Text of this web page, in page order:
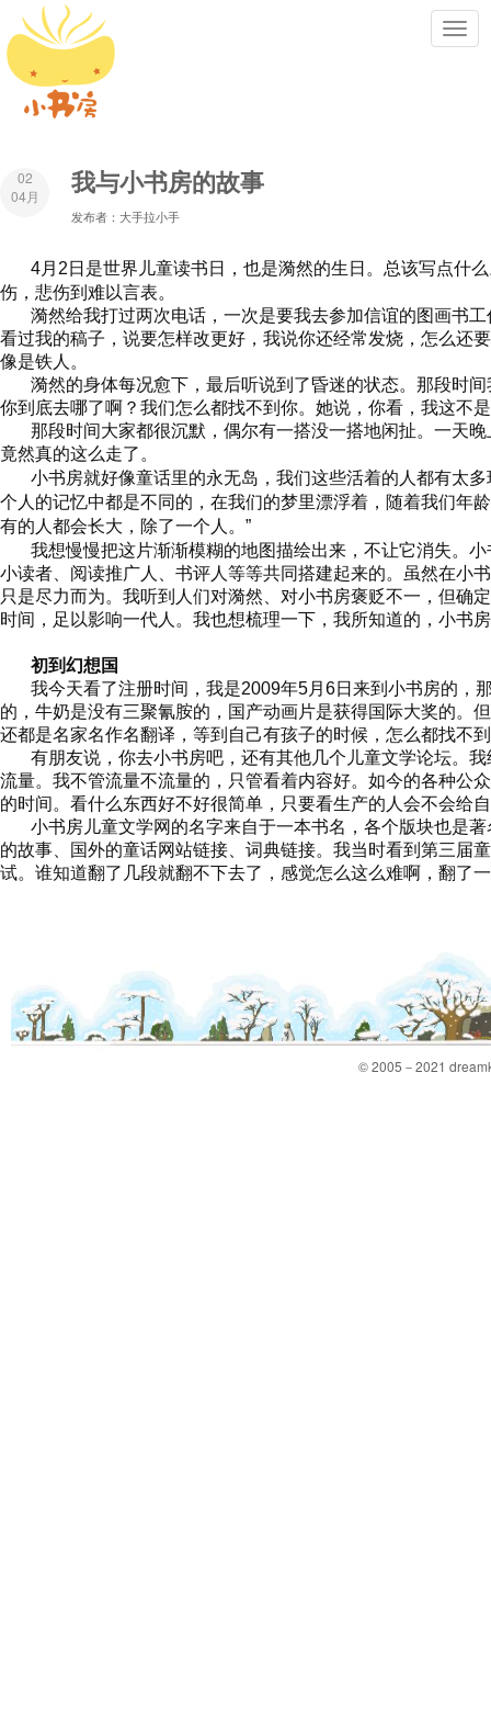
02
04月
我与小书房的故事
发布者：大手拉小手
4月2日是世界儿童读书日，也是漪然的生日。总该写点什
伤，悲伤到难以言表。
漪然给我打过两次电话，一次是要我去参加信谊的图画书
看过我的稿子，说要怎样改更好，我说你还经常发烧，怎么还
像是铁人。
漪然的身体每况愈下，最后听说到了昏迷的状态。那段时
你到底去哪了啊？我们怎么都找不到你。她说，你看，我这不
那段时间大家都很沉默，偶尔有一搭没一搭地闲扯。一天
竟然真的这么走了。
小书房就好像童话里的永无岛，我们这些活着的人都有太
个人的记忆中都是不同的，在我们的梦里漂浮着，随着我们年
有的人都会长大，除了一个人。”
我想慢慢把这片渐渐模糊的地图描绘出来，不让它消失。小
小读者、 阅读推广人、 书评人等等共同搭建起来的。虽然在小
只是尽力而为。我听到人们对漪然、对小书房褒贬不一，但确
时间，足以影响一代人。我也想梳理一下，我所知道的，小书
初到幻想国
我今天看了注册时间，我是2009年5月6日来到小书房的，
的，牛奶是没有三聚氰胺的，国产动画片是获得国际大奖的。
还都是名家名作名翻译，等到自己有孩子的时候，怎么都找不
有朋友说，你去小书房吧，还有其他几个 儿童文学论坛。
流量。我不管流量不流量的，只管看着内容好。如今的各种公
的时间。看什么东西好不好很简单，只要看生产的人会不会给
小书房儿童文学网的名字来自于一本书名，各个版块也是
的故事、国外的童话网站链接、词典链接。我当时看到第三届
试。谁知道翻了几段就翻不下去了，感觉怎么这么难啊，翻了
© 2005－2021